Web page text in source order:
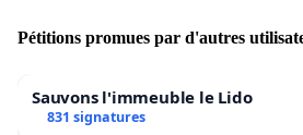
Pétitions promues par d'autres
Sauvons l'immeuble le Lido
831 signatures